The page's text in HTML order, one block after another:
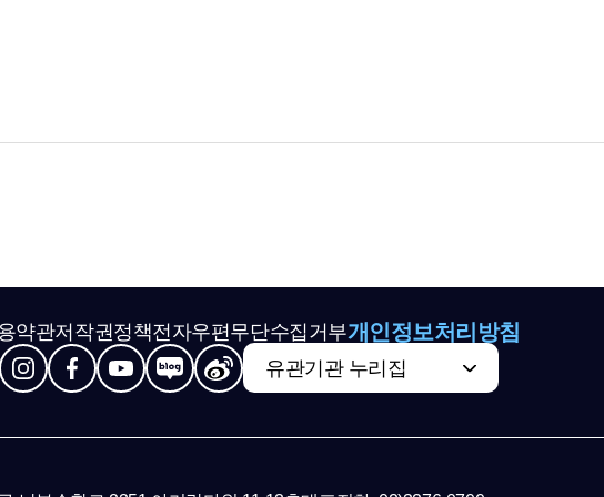
약관저작권정책전자우편무단수집거부개인정보처리방침
유관기관 누리집